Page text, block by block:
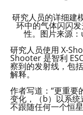
研究人员的详细建
环中的气体闪闪
性。图片来源
研究人员使用 X-
Shooter 是智利
察到的发射线，包
解释。
作者写道：“更重要
变化，（b）以系
不跟随任何一个恒